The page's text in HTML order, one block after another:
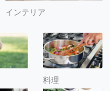
インテリア
料理